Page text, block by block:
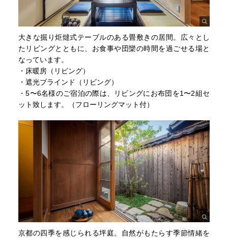
大きな掘り炬燵式テーブルのある畳敷きの居間。広々とし
たリビングとともに、お食事や団欒の時間を過ごせる場と
なっています。
・床暖房（リビング）
・遮光ブラインド（リビング）
・5〜6名様のご宿泊の際は、リビングにお布団を1〜2組セ
ット致します。（フローリングマット付）
京都の四季を感じられる坪庭。自然がもたらす季節情緒を